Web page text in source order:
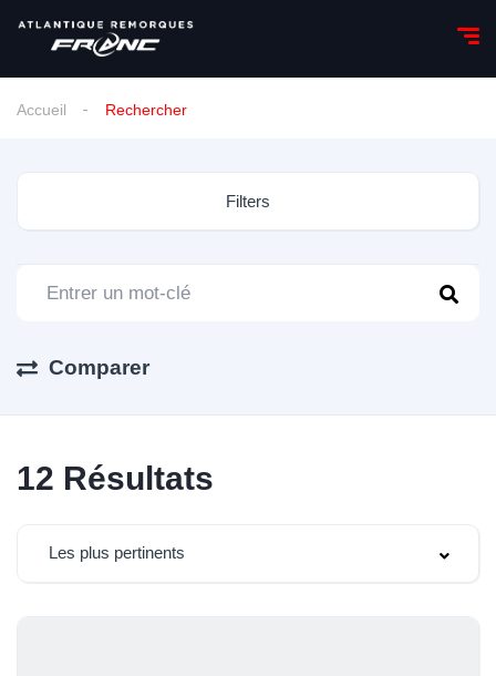
Accueil Rechercher
Filters
Comparer
12 Résultats
Les plus pertinents